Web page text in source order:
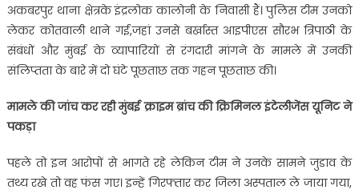
अकबरपुर थाना क्षेत्रके इंद्रलोक कालोनी के निवासी हैं। पुलिस टीम उनको
लेकर कोतवाली थाने गई,जहां उनसे बर्खास्त आइपीएस सौरभ त्रिपाठी के
संबंधों और मुंबई के व्यापारियों से रंगदारी मांगने के मामले में उनकी
संलिप्तता के बारे में दो घंटे पूछताछ तक गहन पूछताछ की।
मामले की जांच कर रही मुंबई क्राइम ब्रांच की क्रिमिनल इंटेलीजेंस यूनिट ने
पकड़ा
पहले तो इन आरोपों से भागते रहे लेकिन टीम ने उनके सामने जुडाव के
तथ्य रखे तो वह फंस गए। इन्हें गिरफ्तार कर जिला अस्पताल ले जाया गया,